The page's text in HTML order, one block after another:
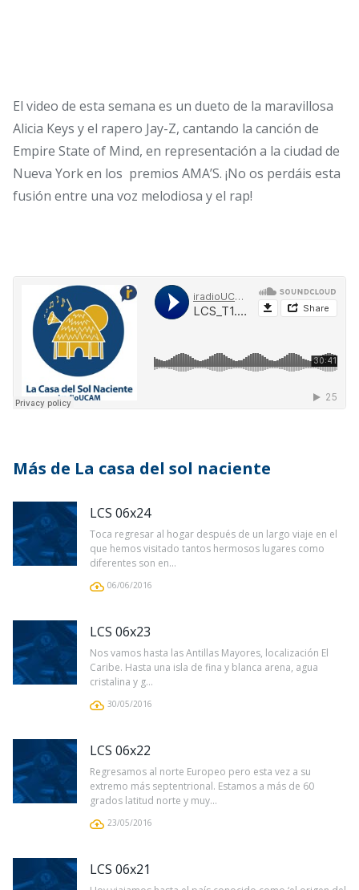
El video de esta semana es un dueto de la maravillosa
Alicia Keys y el rapero Jay-Z, cantando la canción de
Empire State of Mind, en representación a la ciudad de
Nueva York en los premios AMA’S. ¡No os perdáis esta
fusión entre una voz melodiosa y el rap!
Más de La casa del sol naciente
LCS 06x24
Toca regresar al hogar después de un largo viaje en el
que hemos visitado tantos hermosos lugares como
diferentes son en...
06/06/2016
LCS 06x23
Nos vamos hasta las Antillas Mayores, localización El
Caribe. Hasta una isla de fina y blanca arena, agua
cristalina y g...
30/05/2016
LCS 06x22
Regresamos al norte Europeo pero esta vez a su
extremo más septentrional. Estamos a más de 60
grados latitud norte y muy...
23/05/2016
LCS 06x21